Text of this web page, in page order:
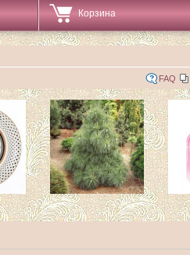
Корзина
FAQ